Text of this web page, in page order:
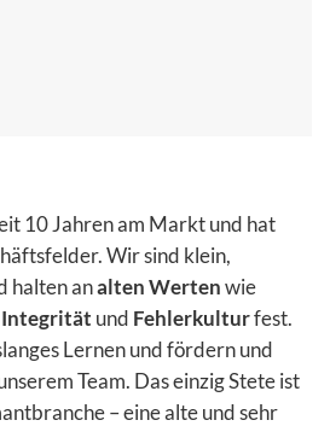
10 Jahren am Markt und hat
Wir sind klein,
halten analten Wertenwie
Integrität und Fehlerkulturfest.
Lernen und fördern und
Team. Das einzig Stete ist
– eine alte und sehr